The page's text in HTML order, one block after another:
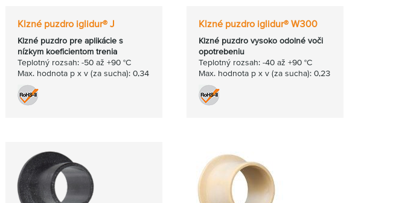
Klzné puzdro iglidur® J
Klzné puzdro pre aplikácie s
nízkym koeficientom trenia
Teplotný rozsah: -50 až +90 °C
Max. hodnota p x v (za sucha): 0,34
Klzné puzdro iglidur® W300
Klzné puzdro vysoko odolné voči
opotrebeniu
Teplotný rozsah: -40 až +90 °C
Max. hodnota p x v (za sucha): 0,23